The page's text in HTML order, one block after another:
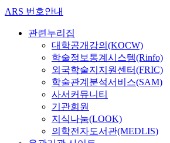
ARS 번호안내
관련누리집
대학공개강의(KOCW)
학술정보통계시스템(Rinfo)
외국학술지지원센터(FRIC)
학술관계분석서비스(SAM)
사서커뮤니티
기관회원
지식나눔(LOOK)
의학전자도서관(MEDLIS)